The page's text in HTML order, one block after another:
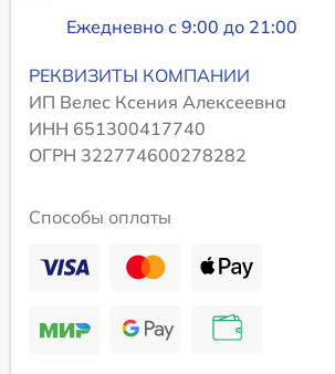
Ежедневно с 9:00 до 21:00
РЕКВИЗИТЫ КОМПАНИИ
ИП Велес Ксения Алексеевна
ИНН 651300417740
ОГРН 322774600278282
Способы оплаты